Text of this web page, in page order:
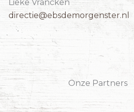
Lieke Vrancken
directie@ebsdemorgenster.nl
Onze Partners